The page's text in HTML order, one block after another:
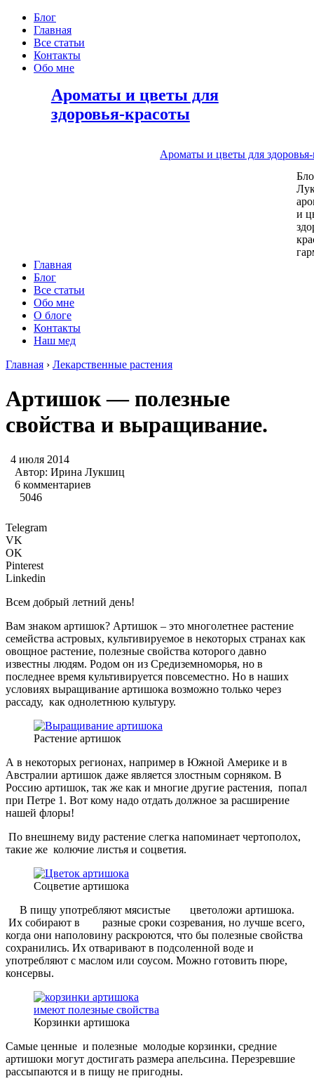
Блог
Главная
Все статьи
Контакты
Обо мне
Ароматы и цветы для
здоровья-красоты
Ароматы и цветы для
и
Главная
Блог
Все статьи
Обо мне
О блоге
Контакты
Наш мед
Главная › Лекарственные растения
Артишок — полезные
свойства и выращивание.
4 июля 2014
Автор: Ирина Лукшиц
6 комментариев
5046
Telegram
VK
OK
Pinterest
Linkedin
Всем добрый летний день!
Вам знаком артишок? Артишок – это многолетнее растение
семейства астровых, культивируемое в некоторых странах как
овощное растение, полезные свойства которого давно
известны людям. Родом он из Средиземноморья, но в
последнее время культивируется повсеместно. Но в наших
условиях выращивание артишока возможно только через
рассаду, как однолетнюю культуру.
Растение артишок
А в некоторых регионах, например в Южной Америке и в
Австралии артишок даже является злостным сорняком. В
Россию артишок, так же как и многие другие растения, попал
при Петре 1. Вот кому надо отдать должное за расширение
нашей флоры!
По внешнему виду растение слегка напоминает чертополох,
такие же колючие листья и соцветия.
Соцветие артишока
В пищу употребляют мясистые цветоложи артишока.
Их собирают в разные сроки созревания, но лучше всего,
когда они наполовину раскроются, что бы полезные свойства
сохранились. Их отваривают в подсоленной воде и
употребляют с маслом или соусом. Можно готовить пюре,
консервы.
Корзинки артишока
Самые ценные и полезные молодые корзинки, средние
артишоки могут достигать размера апельсина. Перезревшие
рассыпаются и в пищу не пригодны.